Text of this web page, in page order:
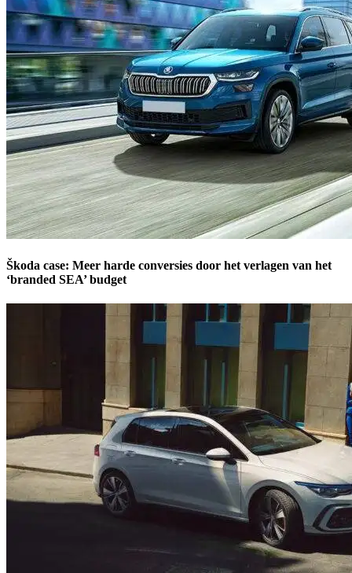
Škoda case: Meer harde conversies door het verlagen van het
‘branded SEA’ budget